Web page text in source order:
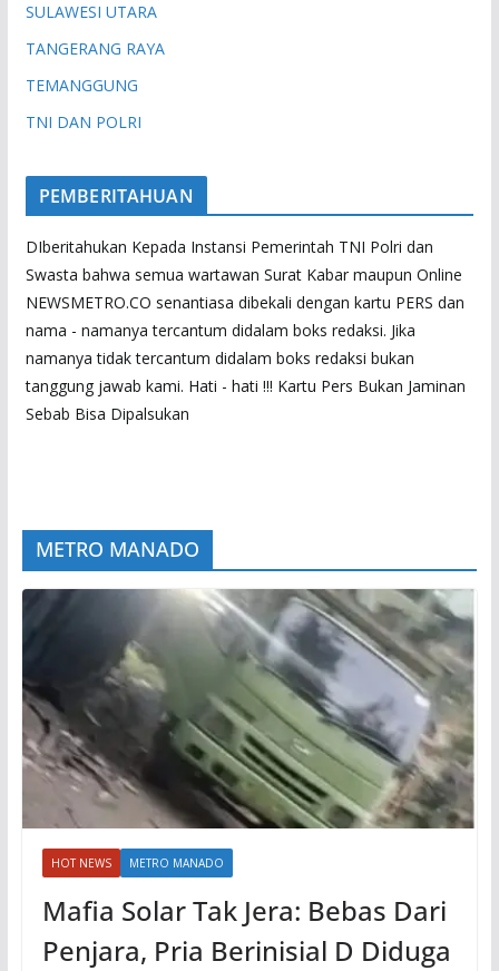
SULAWESI UTARA
TANGERANG RAYA
TEMANGGUNG
TNI DAN POLRI
PEMBERITAHUAN
DIberitahukan Kepada Instansi Pemerintah TNI Polri dan
Swasta bahwa semua wartawan Surat Kabar maupun Online
NEWSMETRO.CO senantiasa dibekali dengan kartu PERS dan
nama - namanya tercantum didalam boks redaksi. Jika
namanya tidak tercantum didalam boks redaksi bukan
tanggung jawab kami. Hati - hati !!! Kartu Pers Bukan Jaminan
Sebab Bisa Dipalsukan
METRO MANADO
HOT NEWS METRO MANADO
Mafia Solar Tak Jera: Bebas Dari
Penjara, Pria Berinisial D Diduga